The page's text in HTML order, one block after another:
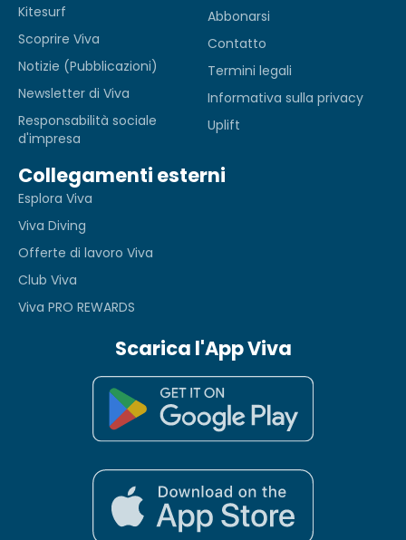
Kitesurf
Scoprire Viva
Notizie (Pubblicazioni)
Newsletter di Viva
Responsabilità sociale
d'impresa
Abbonarsi
Contatto
Termini legali
Informativa sulla privacy
Uplift
Collegamenti esterni
Esplora Viva
Viva Diving
Offerte di lavoro Viva
Club Viva
Viva PRO REWARDS
Scarica l'App Viva